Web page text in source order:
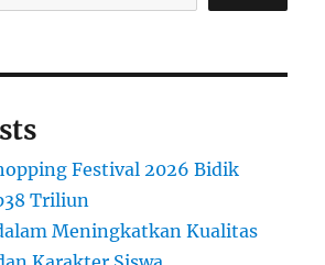
Festival 2026 Bidik
Triliun
Meningkatkan Kualitas